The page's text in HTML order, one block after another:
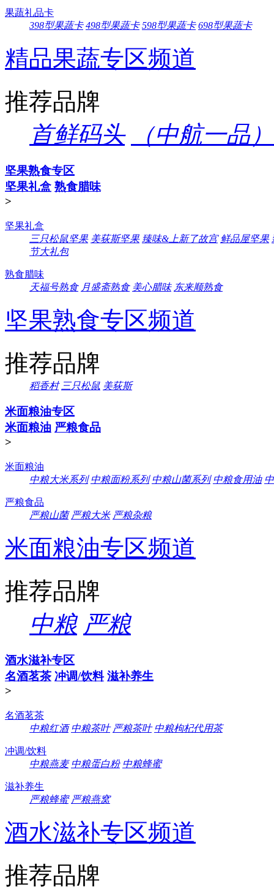
果蔬礼品卡
398型果蔬卡 498型果蔬卡 598型果蔬卡 698型果蔬卡
精品果蔬专区频道
推荐品牌
首鲜码头
（中航一品）
坚果熟食专区
坚果礼盒 熟食腊味
>
坚果礼盒
三只松鼠坚果 美荻斯坚果 臻味&上新了故宫 鲜品屋坚果
节大礼包
熟食腊味
天福号熟食 月盛斋熟食 美心腊味 东来顺熟食
坚果熟食专区频道
推荐品牌
稻香村 三只松鼠 美荻斯
米面粮油专区
米面粮油 严粮食品
>
米面粮油
中粮大米系列 中粮面粉系列 中粮山菌系列 中粮食用油
严粮食品
严粮山菌 严粮大米 严粮杂粮
米面粮油专区频道
推荐品牌
中粮 严粮
酒水滋补专区
名酒茗茶 冲调/饮料 滋补养生
>
名酒茗茶
中粮红酒 中粮茶叶 严粮茶叶 中粮枸杞代用茶
冲调/饮料
中粮燕麦 中粮蛋白粉 中粮蜂蜜
滋补养生
严粮蜂蜜 严粮燕窝
酒水滋补专区频道
推荐品牌